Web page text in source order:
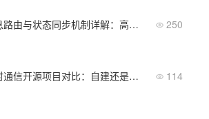
消息路由与状态同步机制详解：高性能IM软件服务端功能 250
即时通信开源项目对比：自建还是选成熟方案？ 114